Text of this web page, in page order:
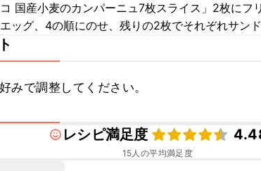
コ 国産小麦のカンパーニュ7枚スライス」2枚にフ
ッグ、4の順にのせ、残りの2枚でそれぞれサンド
みで調整してください。
レシピ満足度
15人の平均満足度